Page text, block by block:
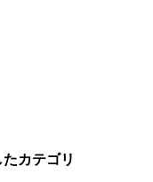
カテゴリ